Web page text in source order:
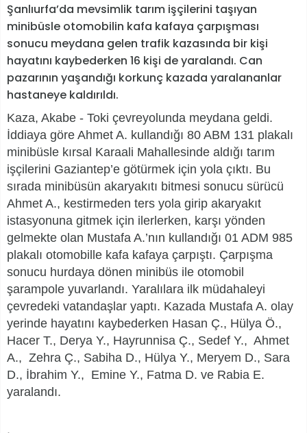
Şanlıurfa’da mevsimlik tarım işçilerini taşıyan
minibüsle otomobilin kafa kafaya çarpışması
sonucu meydana gelen trafik kazasında bir kişi
hayatını kaybederken 16 kişi de yaralandı. Can
pazarının yaşandığı korkunç kazada yaralananlar
hastaneye kaldırıldı.
Kaza, Akabe - Toki çevreyolunda meydana geldi.
İddiaya göre Ahmet A. kullandığı 80 ABM 131 plakalı
minibüsle kırsal Karaali Mahallesinde aldığı tarım
işçilerini Gaziantep’e götürmek için yola çıktı. Bu
sırada minibüsün akaryakıtı bitmesi sonucu sürücü
Ahmet A., kestirmeden ters yola girip akaryakıt
istasyonuna gitmek için ilerlerken, karşı yönden
gelmekte olan Mustafa A.’nın kullandığı 01 ADM 985
plakalı otomobille kafa kafaya çarpıştı. Çarpışma
sonucu hurdaya dönen minibüs ile otomobil
şarampole yuvarlandı. Yaralılara ilk müdahaleyi
çevredeki vatandaşlar yaptı. Kazada Mustafa A. olay
yerinde hayatını kaybederken Hasan Ç., Hülya Ö.,
Hacer T., Derya Y., Hayrunnisa Ç., Sedef Y., Ahmet
A., Zehra Ç., Sabiha D., Hülya Y., Meryem D., Sara
D., İbrahim Y., Emine Y., Fatma D. ve Rabia E.
yaralandı.